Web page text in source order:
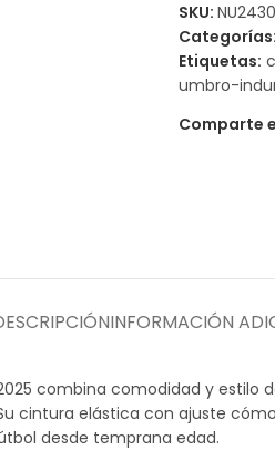
SKU:
Categorías:
Etiquetas:
umbro-
Comparte
INFORMACIÓN
combina comodidad y
cintura elástica con ajuste
desde temprana edad.